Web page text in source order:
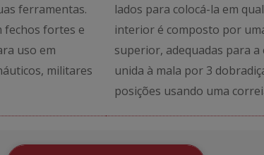
ferramentas.
fechos fortes e
uso em
militares
lados para colocá-la em
interior é composto por
superior, adequadas para
unida à mala por 3
posições usando uma